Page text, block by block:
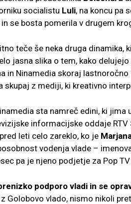
socialistu Luli, na koncu pa
se bosta pomerila v drugem
teče še neka druga
jasna slika o tem, kako
in Ninamedia skoraj
skupaj z mediji, ki kreativno
sta namreč edini, ki
informacijske oddaje RTV
leti celo zareklo, ko je
vodenja vlade –
pa je njeno podjetje za Pop
podporo vladi in se
Golobovo vlado, nismo nikoli